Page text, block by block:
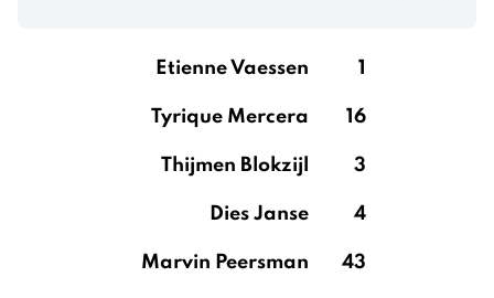
Etienne Vaessen 1
Tyrique Mercera 16
Thijmen Blokzijl 3
Dies Janse 4
Marvin Peersman 43